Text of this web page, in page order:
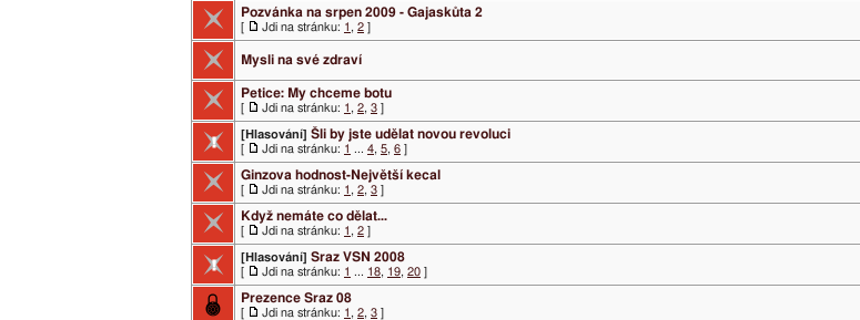
Pozvánka na srpen 2009 - Gajaskůta 2
[ Jdi na stránku: 1 , 2 ]
Mysli na své zdraví
Petice: My chceme botu
[ Jdi na stránku: 1 , 2, 3 ]
[Hlasování] Šli by jste udělat novou revoluci
[ Jdi na stránku: 1 ... 4, 5, 6 ]
Ginzova hodnost-Největší kecal
[ Jdi na stránku: 1 , 2, 3 ]
Když nemáte co dělat...
[ Jdi na stránku: 1 , 2 ]
[Hlasování] Sraz VSN 2008
[ Jdi na stránku: 1 ... 18, 19, 20 ]
Prezence Sraz 08
[ Jdi na stránku: 1 , 2, 3 ]